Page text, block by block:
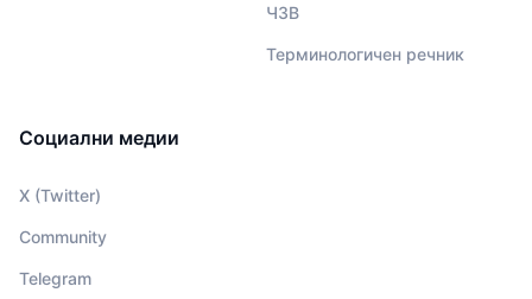
ЧЗВ
Терминологичен речник
Социални медии
X (Twitter)
Community
Telegram